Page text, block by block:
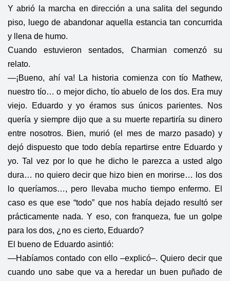
Y abrió la marcha en dirección a una salita del segundo
piso, luego de abandonar aquella estancia tan concurrida
y llena de humo.
Cuando estuvieron sentados, Charmian comenzó su
relato.
—¡Bueno, ahí va! La historia comienza con tío Mathew,
nuestro tío… o mejor dicho, tío abuelo de los dos. Era muy
viejo. Eduardo y yo éramos sus únicos parientes. Nos
quería y siempre dijo que a su muerte repartiría su dinero
entre nosotros. Bien, murió (el mes de marzo pasado) y
dejó dispuesto que todo debía repartirse entre Eduardo y
yo. Tal vez por lo que he dicho le parezca a usted algo
dura… no quiero decir que hizo bien en morirse… los dos
lo queríamos…, pero llevaba mucho tiempo enfermo. El
caso es que ese “todo” que nos había dejado resultó ser
prácticamente nada. Y eso, con franqueza, fue un golpe
para los dos, ¿no es cierto, Eduardo?
El bueno de Eduardo asintió:
—Habíamos contado con ello –explicó–. Quiero decir que
cuando uno sabe que va a heredar un buen puñado de